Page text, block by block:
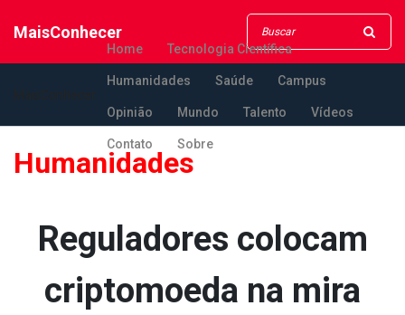
MaisConhecer
Home Tecnologia Científica
Humanidades Saúde Campus
Opinião Mundo Talento Vídeos
Contato Sobre
Humanidades
Reguladores colocam
criptomoeda na mira